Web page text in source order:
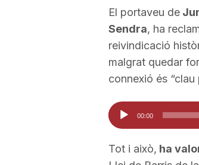
El portaveu de
Sendra, ha
reivindicació
malgrat quedar
connexió és
Reproductor
d'àudio
00:00
Tot i això, ha